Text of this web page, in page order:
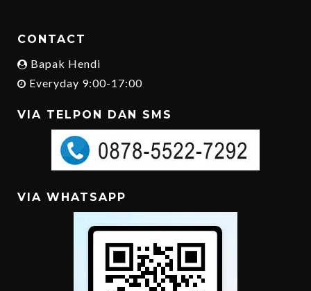
CONTACT
Bapak Hendi
Everyday 9:00-17:00
VIA TELPON DAN SMS
VIA WHATSAPP